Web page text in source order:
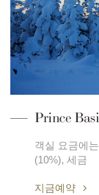
Prince
객실 요금에
(10%), 세금
지금예약